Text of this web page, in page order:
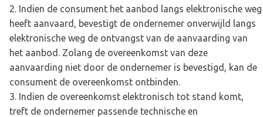
Indien de consument het aanbod langs elektronische weg
heeft aanvaard, bevestigt de ondernemer onverwijld langs
elektronische weg de ontvangst van de aanvaarding van
het aanbod. Zolang de overeenkomst van deze
aanvaarding niet door de ondernemer is bevestigd, kan de
consument de overeenkomst ontbinden.
Indien de overeenkomst elektronisch tot stand komt,
treft de ondernemer passende technische en